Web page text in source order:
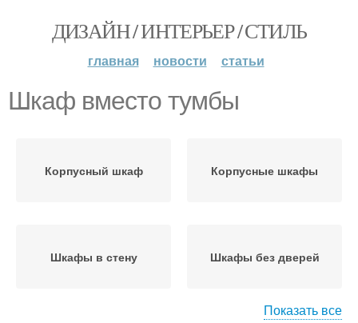
ДИЗАЙН / ИНТЕРЬЕР / СТИЛЬ
главная новости статьи
Шкаф вместо тумбы
Корпусный шкаф Корпусные шкафы
Шкафы в стену Шкафы без дверей
Показать все